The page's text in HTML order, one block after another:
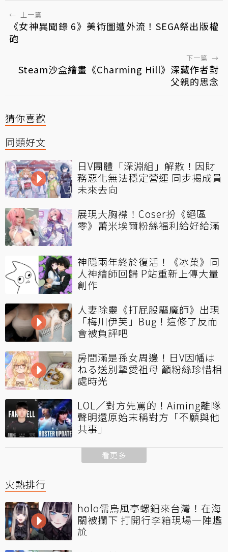
← 上一篇
《女神異聞錄 6》美術圖遭外流！SEGA祭出版權
砲
下一篇 →
Steam沙盒繪畫《Charming Hill》深藏作者對
父親的思念
猜你喜歡
同類好文
日V團體「深淵組」解散！因財
務惡化無法穩定營運 同步揭成員
未來去向
展現大胸襟！Coser扮《絕區
零》蕾米埃爾粉絲福利給好給滿
神隱兩年終於復活！《冰菓》同
人神繪師回歸 P站重新上傳大量
創作
人妻除靈《打屁股驅魔師》出現
「梅川伊芙」Bug！這修了反而
會被負評吧
房間滿是孫女周邊！日V因幡は
ねる送別摯愛祖母 籲粉絲珍惜相
處時光
LOL／對方先罵的！Aiming離隊
聲明還原始末稱對方「不願與他
共事」
看更多
火熱排行
holo儒烏風亭螺鈿來台灣！在海
關被攔下 打開行李箱現場一陣尷
尬